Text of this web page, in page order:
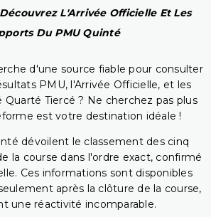
L'Arrivée Officielle Et Les
Du PMU Quinté
d'une source fiable pour consulter
PMU, l'Arrivée Officielle, et les
Quarté Tiercé ? Ne cherchez pas plus
est votre destination idéale !
dévoilent le classement des cinq
la course dans l'ordre exact, confirmé
Ces informations sont disponibles
après la clôture de la course,
une réactivité incomparable.